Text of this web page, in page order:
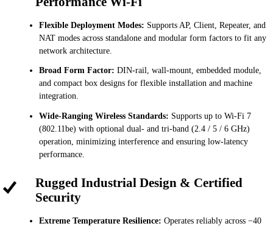
Flexible Deployment Modes: Supports AP, Client, Repeater, and
NAT modes across standalone and modular form factors to fit any
network architecture.
Broad Form Factor: DIN-rail, wall-mount, embedded module,
and compact box designs for flexible installation and machine
integration.
Wide-Ranging Wireless Standards: Supports up to Wi-Fi 7
(802.11be) with optional dual- and tri-band (2.4 / 5 / 6 GHz)
operation, minimizing interference and ensuring low-latency
performance.
Rugged Industrial Design & Certified
Security
Extreme Temperature Resilience: Operates reliably across −40